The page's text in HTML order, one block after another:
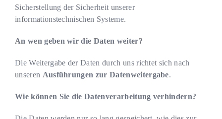
Sicherstellung der Sicherheit unserer
informationstechnischen Systeme.
An wen geben wir die Daten weiter?
Die Weitergabe der Daten durch uns richtet sich nach
unseren Ausführungen zur Datenweitergabe.
Wie können Sie die Datenverarbeitung verhindern?